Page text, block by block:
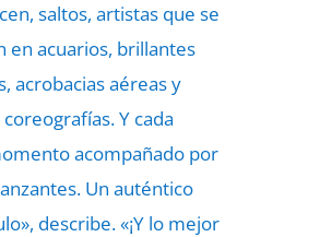
saltos, artistas que se
en acuarios, brillantes
acrobacias aéreas y
Y cada
acompañado por
Un auténtico
describe. «¡Y lo mejor